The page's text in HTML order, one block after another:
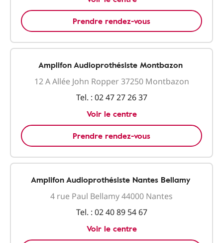
Prendre rendez-vous
Amplifon Audioprothésiste Montbazon
12 A Allée John Ropper 37250 Montbazon
Tel. : 02 47 27 26 37
Voir le centre
Prendre rendez-vous
Amplifon Audioprothésiste Nantes Bellamy
4 rue Paul Bellamy 44000 Nantes
Tel. : 02 40 89 54 67
Voir le centre